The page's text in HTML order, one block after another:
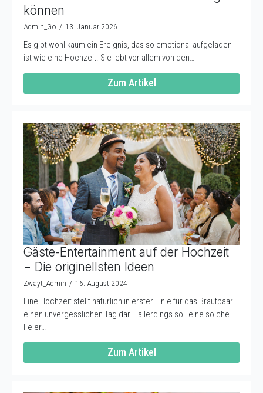
können
Admin_Go 13. Januar 2026
Es gibt wohl kaum ein Ereignis, das so emotional aufgeladen
ist wie eine Hochzeit. Sie lebt vor allem von den…
Zum Artikel
Gäste-Entertainment auf der Hochzeit
− Die originellsten Ideen
Zwayt_Admin 16. August 2024
Eine Hochzeit stellt natürlich in erster Linie für das Brautpaar
einen unvergesslichen Tag dar − allerdings soll eine solche
Feier…
Zum Artikel